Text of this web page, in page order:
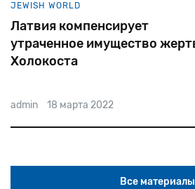
JEWISH WORLD
ООН: в Йемене осталось 7
евреев
admin 18 марта 2022
Все материалы